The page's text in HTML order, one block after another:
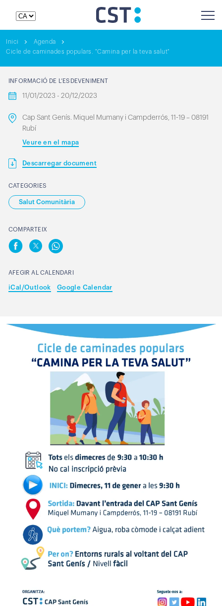
Inici
Agenda
Cicle de caminades populars. "Camina per la teva salut"
INFORMACIÓ DE L’ESDEVENIMENT
11/01/2023 - 20/12/2023
Cap Sant Genís. Miquel Mumany i Campderrós, 11-19 – 08191
Rubí
Veure en el mapa
Descarregar document
CATEGORIES
Salut Comunitària
COMPARTEIX
AFEGIR AL CALENDARI
iCal/Outlook Google Calendar